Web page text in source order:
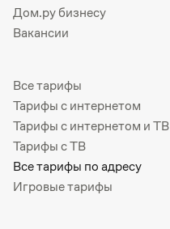
Дом.ру бизнесу
Вакансии
Все тарифы
Тарифы с интернетом
Тарифы с интернетом и ТВ
Тарифы с ТВ
Все тарифы по адресу
Игровые тарифы